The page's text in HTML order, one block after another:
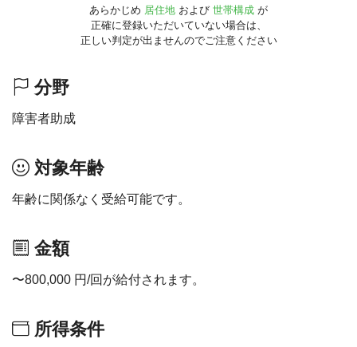
あらかじめ 居住地 および 世帯構成 が
正確に登録いただいていない場合は、
正しい判定が出ませんのでご注意ください
分野
障害者助成
対象年齢
年齢に関係なく受給可能です。
金額
〜800,000 円/回が給付されます。
所得条件